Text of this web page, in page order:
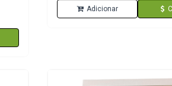
Adicionar